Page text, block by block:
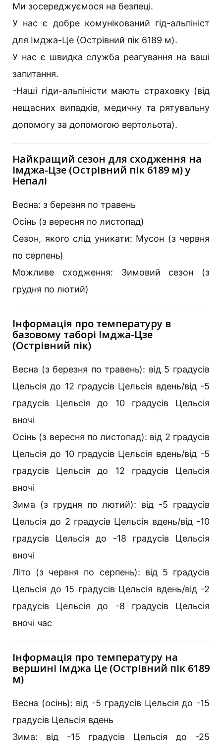
Ми зосереджуємося на безпеці.
У нас є добре комунікований гід-альпініст
для Імджа-Це (Острівний пік 6189 м).
У нас є швидка служба реагування на ваші
запитання.
-Наші гіди-альпіністи мають страховку (від
нещасних випадків, медичну та рятувальну
допомогу за допомогою вертольота).
Найкращий сезон для сходження на
Імджа-Цзе (Острівний пік 6189 м) у
Непалі
Весна: з березня по травень
Осінь (з вересня по листопад)
Сезон, якого слід уникати: Мусон (з червня
по серпень)
Можливе сходження: Зимовий сезон (з
грудня по лютий)
Інформація про температуру в
базовому таборі Імджа-Цзе
(Острівний пік)
Весна (з березня по травень): від 5 градусів
Цельсія до 12 градусів Цельсія вдень/від -5
градусів Цельсія до 10 градусів Цельсія
вночі
Осінь (з вересня по листопад): від 2 градусів
Цельсія до 10 градусів Цельсія вдень/від -5
градусів Цельсія до 12 градусів Цельсія
вночі
Зима (з грудня по лютий): від -5 градусів
Цельсія до 2 градусів Цельсія вдень/від -10
градусів Цельсія до -18 градусів Цельсія
вночі
Літо (з червня по серпень): від 5 градусів
Цельсія до 15 градусів Цельсія вдень/від -2
градусів Цельсія до -8 градусів Цельсія
вночі час
Інформація про температуру на
вершині Імджа Це (Острівний пік 6189
м)
Весна (осінь): від -5 градусів Цельсія до -15
градусів Цельсія вдень
Зима: від -15 градусів Цельсія до -25